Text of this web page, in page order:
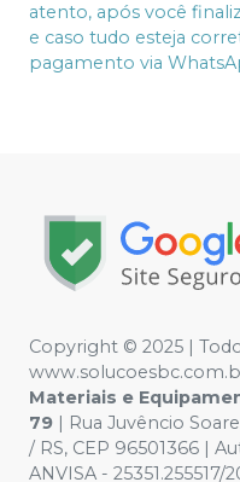
atento, após você
e caso tudo esteja
pagamento via
Copyright © 2025 |
Materiais e
79 | Rua Juvêncio
/ RS, CEP 96501366 |
ANVISA -